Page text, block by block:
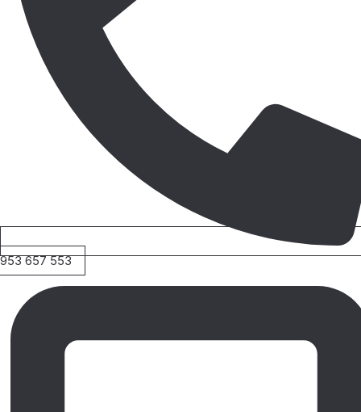
953 657 553